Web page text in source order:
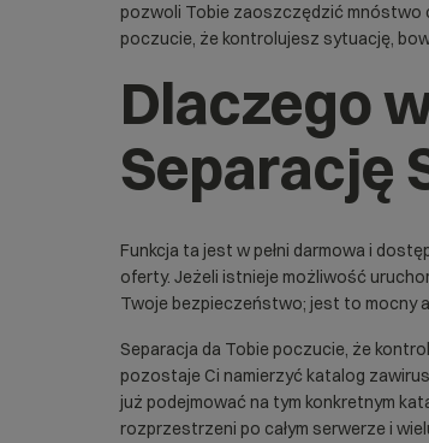
pozwoli Tobie zaoszczędzić mnóstwo
poczucie, że kontrolujesz sytuację,
Dlaczego
Separację
Funkcja ta jest w pełni darmowa i
oferty. Jeżeli istnieje możliwość
Twoje bezpieczeństwo; jest to mocny
Separacja da Tobie poczucie, że
pozostaje Ci namierzyć katalog
już podejmować na tym konkretnym
rozprzestrzeni po całym serwerze i